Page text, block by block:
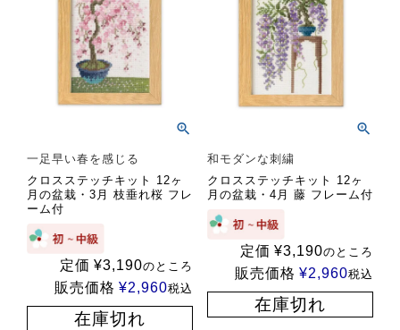
一足早い春を感じる
クロスステッチキット 12ヶ
月の盆栽・3月 枝垂れ桜 フレ
ーム付
定価 ¥3,190のところ
販売価格 ¥2,960税込
在庫切れ
和モダンな刺繍
クロスステッチキット 12ヶ
月の盆栽・4月 藤 フレーム付
定価 ¥3,190のところ
販売価格 ¥2,960税込
在庫切れ